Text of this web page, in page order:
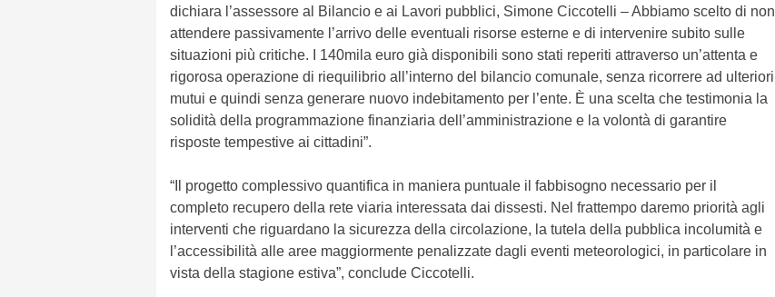
dichiara l’assessore al Bilancio e ai Lavori pubblici, Simone Ciccotelli – Abbiamo scelto di non
attendere passivamente l’arrivo delle eventuali risorse esterne e di intervenire subito sulle
situazioni più critiche. I 140mila euro già disponibili sono stati reperiti attraverso un’attenta e
rigorosa operazione di riequilibrio all’interno del bilancio comunale, senza ricorrere ad ulteriori
mutui e quindi senza generare nuovo indebitamento per l’ente. È una scelta che testimonia la
solidità della programmazione finanziaria dell’amministrazione e la volontà di garantire
risposte tempestive ai cittadini”.
“Il progetto complessivo quantifica in maniera puntuale il fabbisogno necessario per il
completo recupero della rete viaria interessata dai dissesti. Nel frattempo daremo priorità agli
interventi che riguardano la sicurezza della circolazione, la tutela della pubblica incolumità e
l’accessibilità alle aree maggiormente penalizzate dagli eventi meteorologici, in particolare in
vista della stagione estiva”, conclude Ciccotelli.